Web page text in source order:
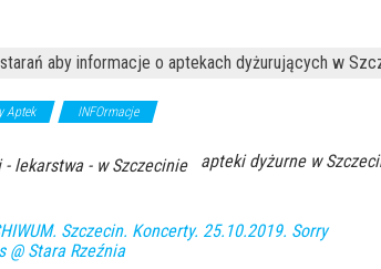
aby informacje o aptekach dyżurujących w
Aptek INFOrmacje
lekarstwa - w Szczecinie apteki dyżurne w
Szczecin. Koncerty. 25.10.2019. Sorry
@ Stara Rzeźnia